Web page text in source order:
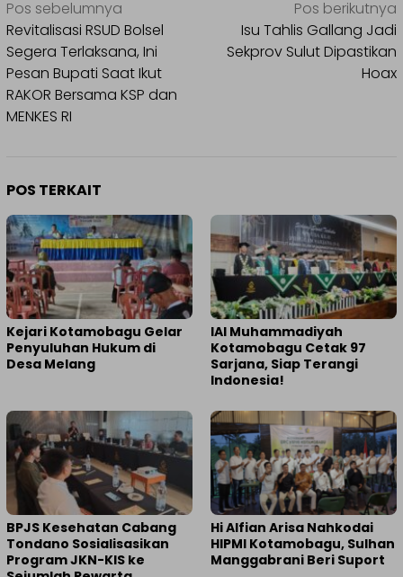
Navigasi
pos
Pos sebelumnya
Revitalisasi RSUD Bolsel
Segera Terlaksana, Ini
Pesan Bupati Saat Ikut
RAKOR Bersama KSP dan
MENKES RI
Pos berikutnya
Isu Tahlis Gallang Jadi
Sekprov Sulut Dipastikan
Hoax
POS TERKAIT
Kejari Kotamobagu Gelar
Penyuluhan Hukum di
Desa Melang
IAI Muhammadiyah
Kotamobagu Cetak 97
Sarjana, Siap Terangi
Indonesia!
BPJS Kesehatan Cabang
Tondano Sosialisasikan
Program JKN-KIS ke
Hi Alfian Arisa Nahkodai
HIPMI Kotamobagu, Sulhan
Manggabrani Beri Suport